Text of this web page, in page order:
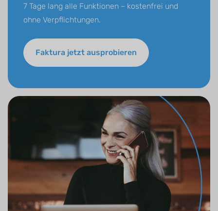
7 Tage lang alle Funktionen – kostenfrei und
ohne Verpflichtungen.
Faktura jetzt ausprobieren